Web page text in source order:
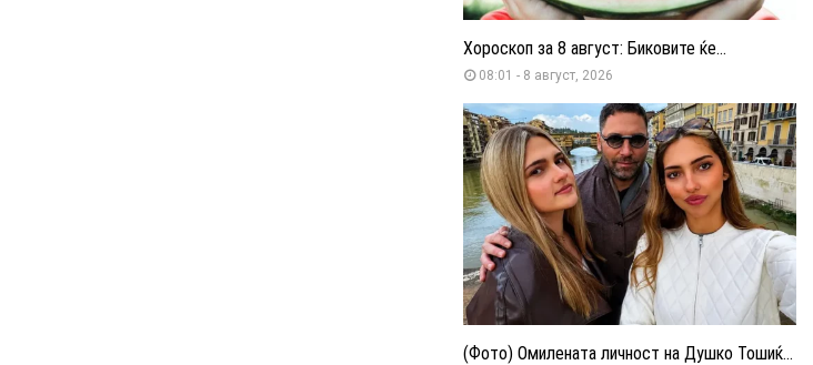
Хороскоп за 8 август: Биковите ќе...
08:01 - 8 август, 2026
(Фото) Омилената личност на Душко Тошиќ...